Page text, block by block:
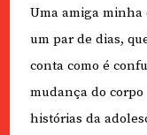
Uma amiga minha
um par de dias,
conta como é
mudança do corpo
histórias da